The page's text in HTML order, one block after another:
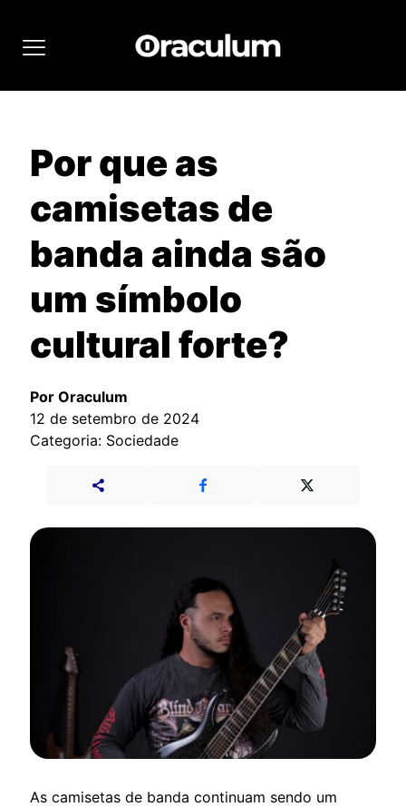
Por que as
camisetas de
banda ainda são
um símbolo
cultural forte?
Por Oraculum
12 de setembro de 2024
Categoria: Sociedade
As camisetas de banda continuam sendo um